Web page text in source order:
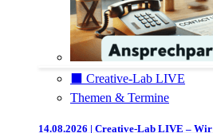
⬛️ Creative-Lab LIVE
Themen & Termine
14.08.2026 | Creative-Lab LIVE –